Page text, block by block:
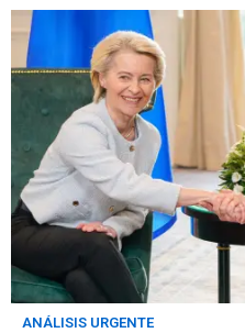
ANÁLISIS URGENTE